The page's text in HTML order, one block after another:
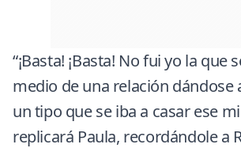
“¡Basta! ¡Basta! No fui yo la que
medio de una relación dándose
un tipo que se iba a casar ese
replicará Paula, recordándole a